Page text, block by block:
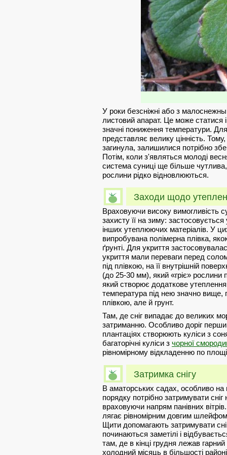
У роки безсніжні або з
листовий апарат. Це може статися
значні пониження температури.
представляє велику цінність.
загинула, залишилися потрібно
Потім, коли з'являться молоді
система суниці ще більше
рослини рідко відновлюються.
Заходи щодо
Враховуючи високу вимогливість
захисту її на зиму:
інших утеплюючих матеріалів. У
випробувана полімерна плівка,
ґрунті. Для укриття
укриття мали переваги перед
під плівкою, на її внутрішній
(до 25-30 мм), який «гріє» рослини
який створює додаткове
температура під нею значно вище,
плівкою, але й грунт.
Там, де сніг випадає до великих
затриманню. Особливо доріг
плантаціях створюють куліси з
багаторічні куліси з чорної
рівномірному відкладенню по
Затримка снігу
В аматорських садах, особливо
порядку потрібно затримувати
враховуючи напрям панівних
лягає рівномірним довгим
Щити допомагають затримувати
починаються заметілі і
там, де в кінці грудня лежав
холодний місяць в більшості